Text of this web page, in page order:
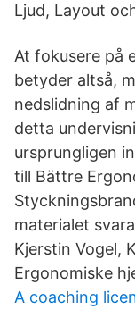
Ljud, Layout
At fokusere på
betyder altså,
nedslidning af
detta
ursprungligen
till Bättre
materialet
Kjerstin Vogel,
Ergonomiske
A coaching